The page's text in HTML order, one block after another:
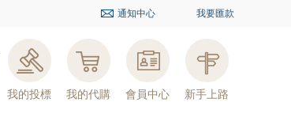
通知中心 我要匯款
我的投標 我的代購 會員中心 新手上路